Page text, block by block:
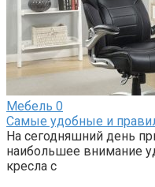
Мебель 0
Самые удобные и
На сегодняшний день
наибольшее внимание
кресла с